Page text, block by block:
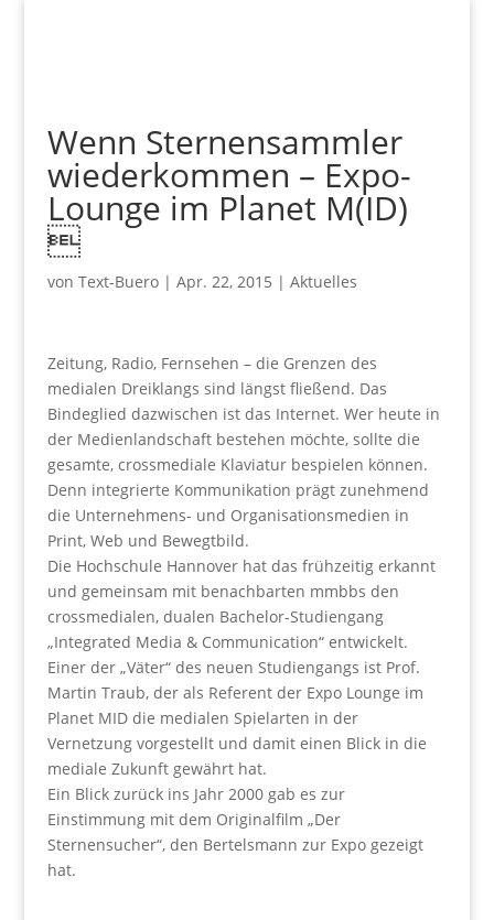
Wenn Sternensammler
wiederkommen – Expo-
Lounge im Planet M(ID)

von Text-Buero| Apr. 22, 2015 | Aktuelles
Zeitung, Radio, Fernsehen – die Grenzen des
medialen Dreiklangs sind längst fließend. Das
Bindeglied dazwischen ist das Internet. Wer heute in
der Medienlandschaft bestehen möchte, sollte die
gesamte, crossmediale Klaviatur bespielen können.
Denn integrierte Kommunikation prägt zunehmend
die Unternehmens- und Organisationsmedien in
Print, Web und Bewegtbild.
Die Hochschule Hannover hat das frühzeitig erkannt
und gemeinsam mit benachbarten mmbbs den
crossmedialen, dualen Bachelor-Studiengang
„Integrated Media & Communication“ entwickelt.
Einer der „Väter“ des neuen Studiengangs ist Prof.
Martin Traub, der als Referent der Expo Lounge im
Planet MID die medialen Spielarten in der
Vernetzung vorgestellt und damit einen Blick in die
mediale Zukunft gewährt hat.
Ein Blick zurück ins Jahr 2000 gab es zur
Einstimmung mit dem Originalfilm „Der
Sternensucher“, den Bertelsmann zur Expo gezeigt
hat.